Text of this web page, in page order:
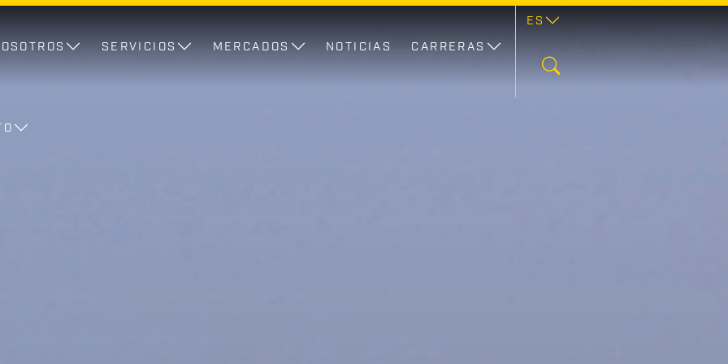
SERVICIOS MERCADOS NOTICIAS CARRERAS
ES